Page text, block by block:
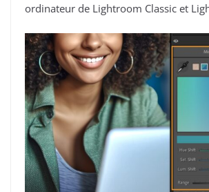
ordinateur de Lightroom Classic et